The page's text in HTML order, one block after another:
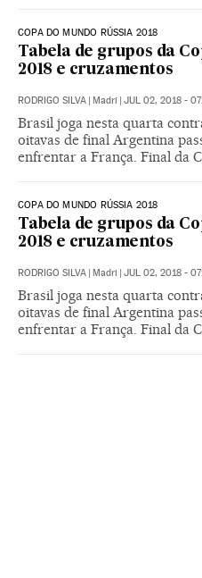
COPA DO MUNDO RÚSSIA 2018
Tabela de grupos da
2018 e cruzamentos
RODRIGO SILVA | Madri | JUL 02, 2018 -
Brasil joga nesta quarta
oitavas de final Argentina
enfrentar a França. Final da
COPA DO MUNDO RÚSSIA 2018
Tabela de grupos da
2018 e cruzamentos
RODRIGO SILVA | Madri | JUL 02, 2018 -
Brasil joga nesta quarta
oitavas de final Argentina
enfrentar a França. Final da